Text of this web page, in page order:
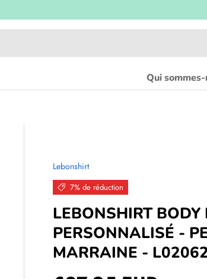
Qui sommes-
Lebonshirt
7% de réduction
LEBONSHIRT BODY
PERSONNALISÉ -
MARRAINE -